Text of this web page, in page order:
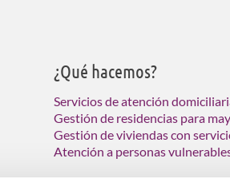
¿Qué hacemos?
Servicios de atención
Gestión de residencias para
Gestión de viviendas con
Atención a personas